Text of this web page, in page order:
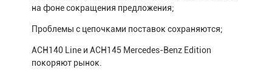
на фоне сокращения предложения;
Проблемы с цепочками поставок сохраняются;
ACH140 Line и ACH145 Mercedes-Benz Edition
покоряют рынок.